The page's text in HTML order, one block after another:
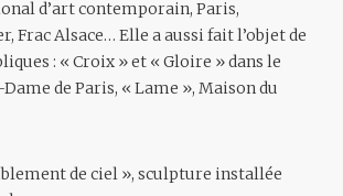
d’art contemporain, Paris,
Frac Alsace… Elle a aussi fait l’objet de
: « Croix » et « Gloire » dans le
de Paris, « Lame », Maison du
de ciel », sculpture installée